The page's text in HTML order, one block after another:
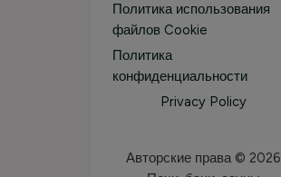
Политика использования
файлов Cookie
Политика
конфиденциальности
Privacy Policy
Авторские права © 2026